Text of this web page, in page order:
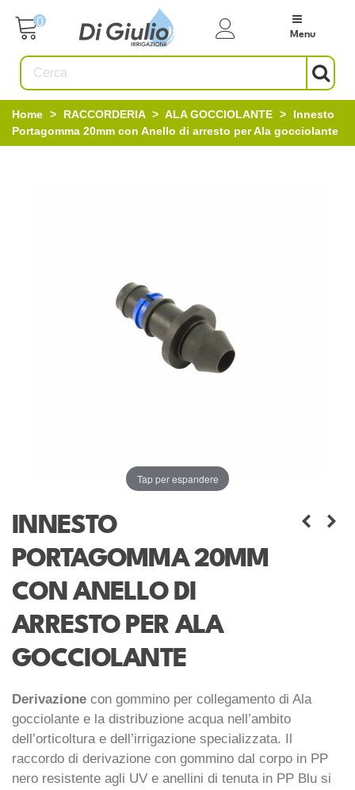
0
Menu
Home > RACCORDERIA > ALA GOCCIOLANTE >
Innesto
Portagomma 20mm con Anello di arresto per Ala gocciolante
Tap per espandere
INNESTO
PORTAGOMMA 20MM
CON ANELLO DI
ARRESTO PER ALA
GOCCIOLANTE
Derivazione con gommino per collegamento di Ala
gocciolante e la distribuzione acqua nell’ambito
dell’orticoltura e dell’irrigazione specializzata. Il
raccordo di derivazione con gommino dal corpo in PP
nero resistente agli UV e anellini di tenuta in PP Blu si